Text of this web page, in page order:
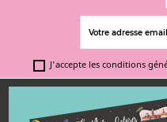
J'accepte les conditions